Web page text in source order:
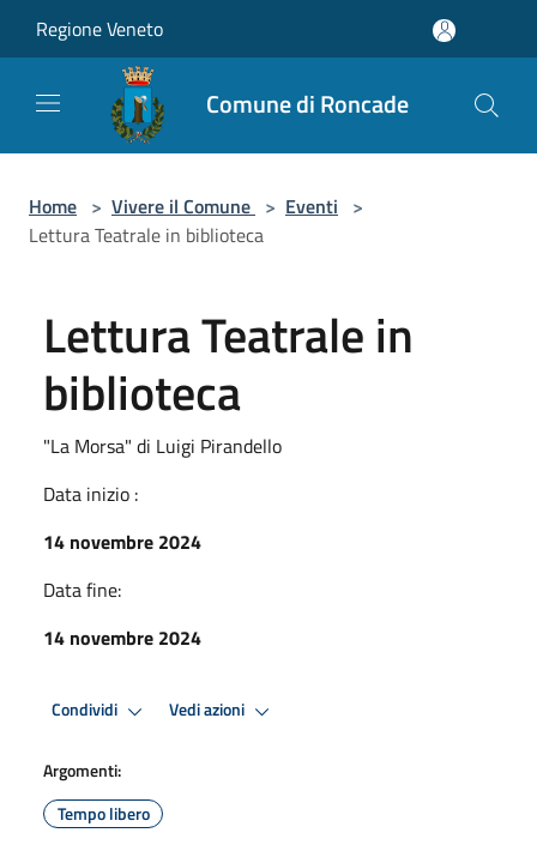
Regione Veneto
Comune di Roncade
Home > Vivere il Comune > Eventi >
Lettura Teatrale in biblioteca
Lettura Teatrale in
biblioteca
"La Morsa" di Luigi Pirandello
Data inizio :
14 novembre 2024
Data fine:
14 novembre 2024
Condividi Vedi azioni
Argomenti:
Tempo libero